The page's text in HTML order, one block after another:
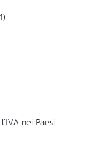
nei Paesi